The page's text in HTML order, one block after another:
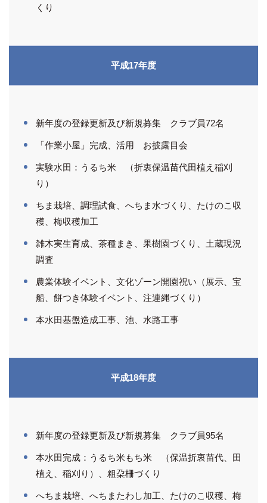
くり
平成17年度
新年度の登録更新及び新規募集 クラブ員72名
「作業小屋」完成、活用 お披露目会
実験水田：うるち米 （折衷保温苗代田植え稲刈
り）
ちま栽培、調理試食、へちま水づくり、たけのこ収
穫、梅収穫加工
雑木実生育成、茶種まき、果樹園づくり、土蔵現況
調査
農業体験イベント、文化ゾーン開園祝い（展示、宝
船、餅つき体験イベント、注連縄づくり）
本水田基盤造成工事、池、水路工事
平成18年度
新年度の登録更新及び新規募集 クラブ員95名
本水田完成：うるち米もち米 （保温折衷苗代、田
植え、稲刈り）、粗朶柵づくり
へちま栽培、へちまたわし加工、たけのこ収穫、梅